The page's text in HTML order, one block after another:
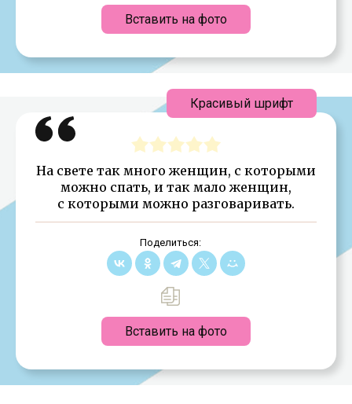
Вставить на фото
На свете так много женщин, с которыми
можно спать, и так мало женщин,
с которыми можно разговаривать.
Поделиться:
Вставить на фото
Красивый шрифт